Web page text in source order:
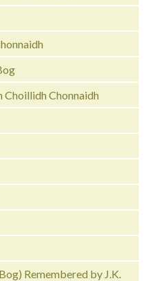
Choillidh Chonnaidh
Remembered by J.K.